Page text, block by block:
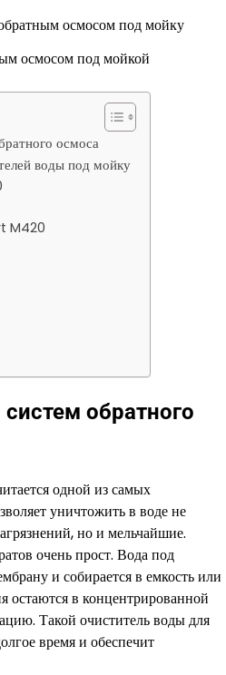
осмосом под мойкой
осмоса
воды под мойку
M420
обратного
одной из самых
уничтожить в воде не
но и мельчайшие.
очень прост. Вода под
и собирается в емкость или
остаются в концентрированной
Такой очиститель воды для
время и обеспечит